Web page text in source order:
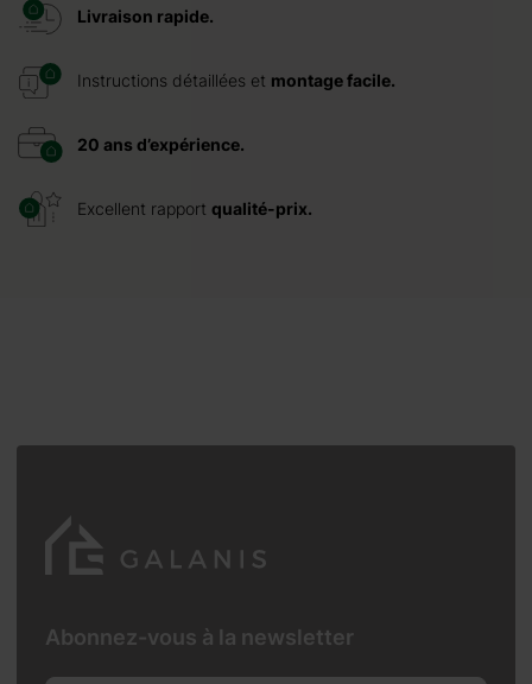
Livraison rapide.
Instructions détaillées et montage facile.
20 ans d’expérience.
Excellent rapport qualité-prix.
Abonnez-vous à la newsletter